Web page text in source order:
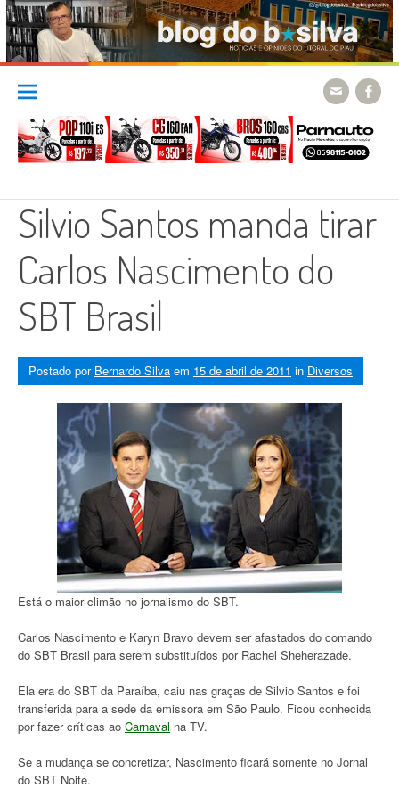
Skip
content
Silvio Santos manda tirar
Carlos Nascimento do
SBT Brasil
Postado por Bernardo Silva em 15 de abril de 2011 in Diversos
Está o maior climão no jornalismo do SBT.
Carlos Nascimento e Karyn Bravo devem ser afastados do comando
do SBT Brasil para serem substituídos por Rachel Sheherazade.
Ela era do SBT da Paraíba, caiu nas graças de Silvio Santos e foi
transferida para a sede da emissora em São Paulo. Ficou conhecida
por fazer críticas ao Carnaval na TV.
Se a mudança se concretizar, Nascimento ficará somente no Jornal
do SBT Noite.